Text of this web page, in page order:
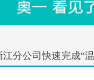
分公司快速完成“